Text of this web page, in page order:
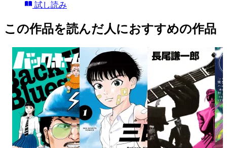
試し読み
この作品を読んだ人におすすめの作品